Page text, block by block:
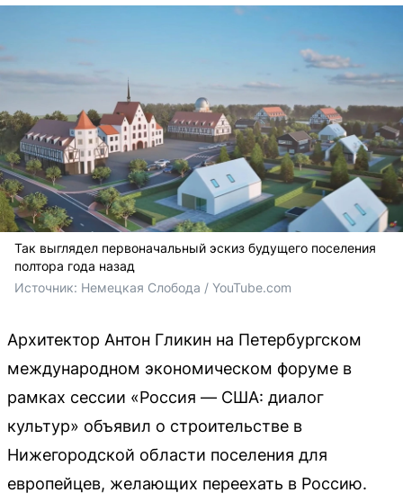
Так выглядел первоначальный эскиз будущего поселения
полтора года назад
Источник: Немецкая Слобода / YouTube.com
Архитектор Антон Гликин на Петербургском
международном экономическом форуме в
рамках сессии «Россия — США: диалог
культур» объявил о строительстве в
Нижегородской области поселения для
европейцев, желающих переехать в Россию.